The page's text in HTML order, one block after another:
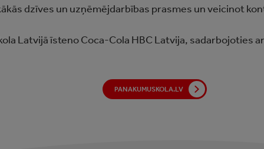
dzīves un uzņēmējdarbības prasmes un veicinot
Latvijā īsteno Coca‑Cola HBC Latvija, sadarbojoties
PANAKUMUSKOLA.LV